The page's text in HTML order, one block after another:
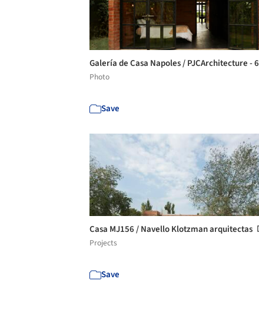
Galería de Casa Napoles / PJCArchitecture - 6
Photo
Save
Casa MJ156 / Navello Klotzman arquitectas
Projects
Save